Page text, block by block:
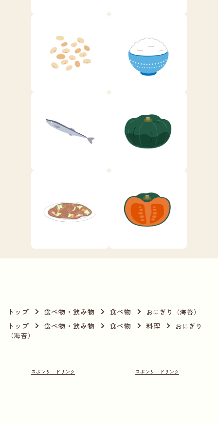
トップ 食べ物・飲み物 食べ物 おにぎり（海苔）
トップ 食べ物・飲み物 食べ物 料理
おにぎり
（海苔）